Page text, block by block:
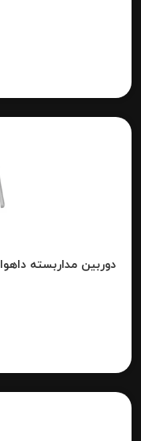
دوربین مداربسته داهوا DH-SD-H4C-0400B